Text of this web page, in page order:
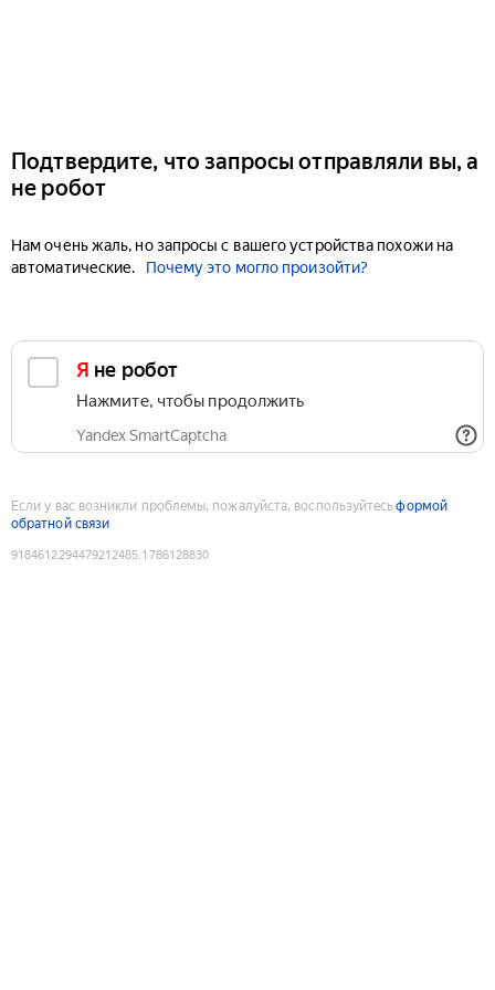
Подтвердите, что запросы отправляли вы, а
не робот
Нам очень жаль, но запросы с вашего устройства похожи на
автоматические.
Почему это могло произойти?
Я не робот
Нажмите, чтобы продолжить
Yandex SmartCaptcha
Если у вас возникли проблемы, пожалуйста, воспользуйтесьформой
обратной связи
9184612294479212485:1786128830